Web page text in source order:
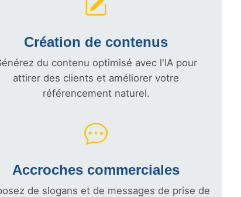
Création de contenus
du contenu optimisé avec l'IA pour
attirer des clients et améliorer votre
référencement naturel.
Accroches commerciales
de slogans et de messages de prise de